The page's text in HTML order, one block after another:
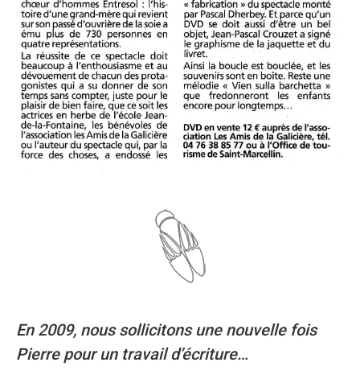
En 2009, nous sollicitons une nouvelle fois
Pierre pour un travail d’écriture…